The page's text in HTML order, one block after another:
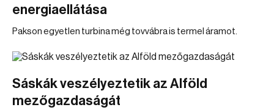
energiaellátása
Pakson egyetlen turbina még tovvábra is termel áramot.
Sáskák veszélyeztetik az Alföld
mezőgazdaságát